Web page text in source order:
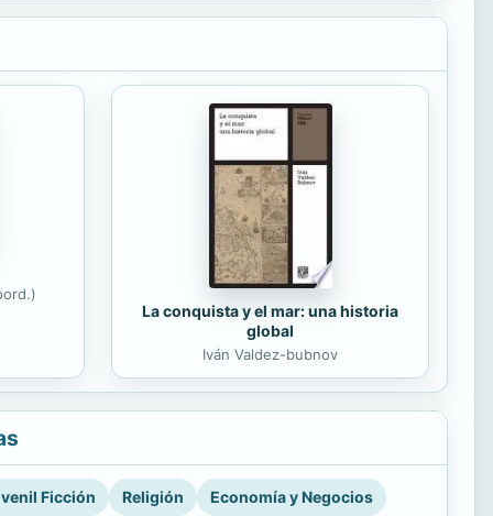
La conquista y el mar: una historia
global
Iván Valdez-bubnov
Ficción Religión Economía y Negocios